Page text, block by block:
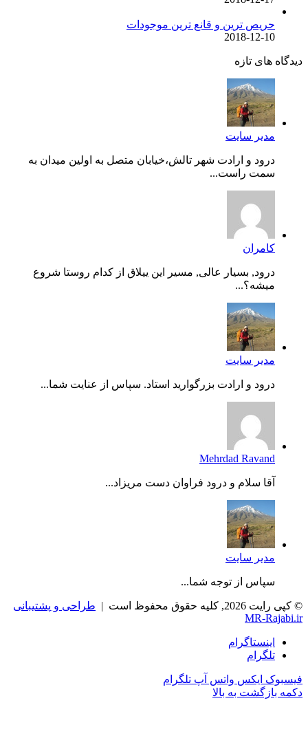
حریص ترین و قانع ترین موجودات
2018-12-10
دیدگاه های تازه
مدیر سایت
درود و ارادت شهر تالش،خیابان متصل به اولین میدان به
سمت راست...
کامران
درود, بسیار عالی, مسیر این ییلاق از کدام روستا شروع
میشه؟...
مدیر سایت
درود و ارادت بزرگوارید استاد. سپاس از عنایت شما...
Mehrdad Ravand
آقا سلام و درود فراوان دست مریزاد...
مدیر سایت
سپاس از توجه شما...
© کپی رایت 2026, کلیه حقوق محفوظ است |
طراحی و پشتیبانی
MR-Rajabi.ir
اینستاگرام
تلگرام
فیسبوک ایکس واتس آپ تلگرام
دکمه بازگشت به بالا